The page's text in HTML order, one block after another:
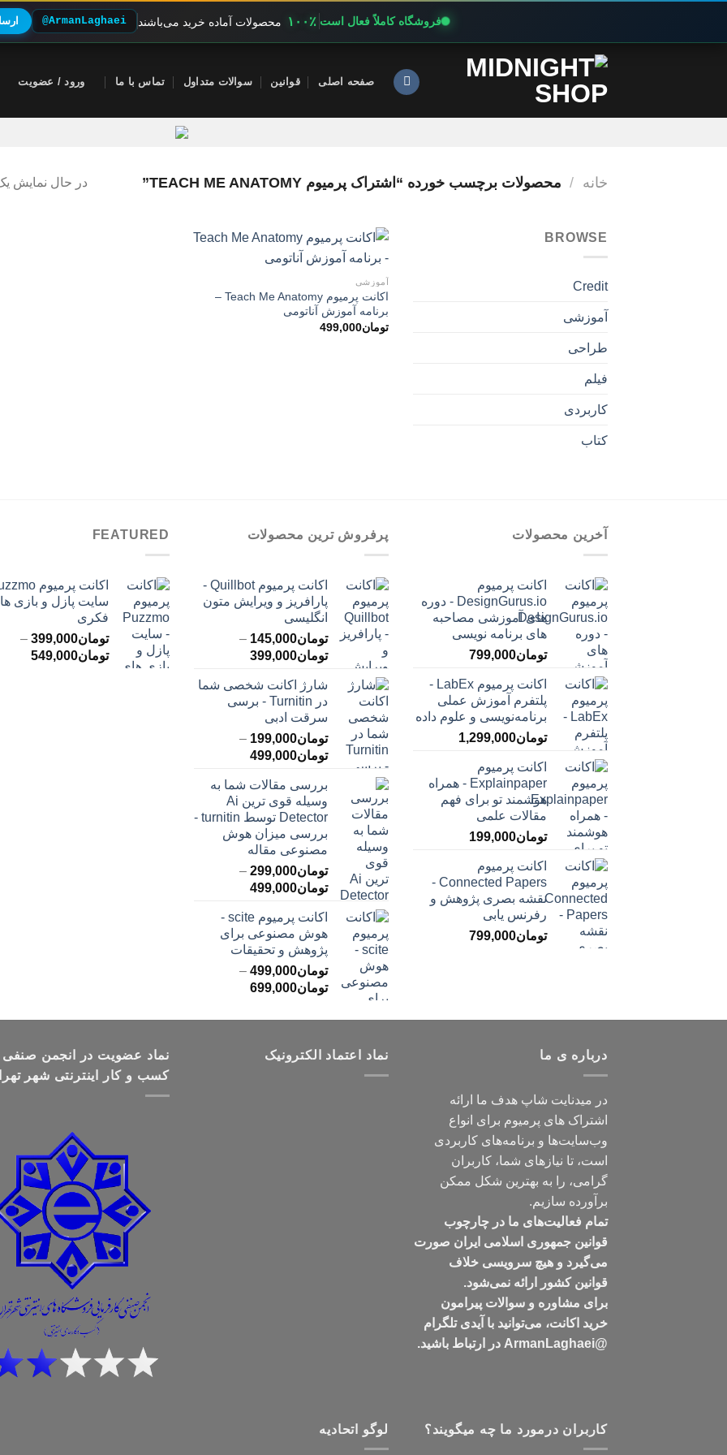
فروشگاه کاملاً فعال است ۱۰۰٪ محصولات آماده خرید می‌باشند @ArmanLaghaei
صفحه اصلی قوانین سوالات متداول تماس با ما ورود / عضویت
خانه / محصولات برچسب خورده “اشتراک پرمیوم TEACH ME ANATOMY” در حال نمایش
BROWSE
Credit
آموزشی
طراحی
فیلم
کاربردی
کتاب
آموزشی
اکانت پرمیوم Teach Me Anatomy –
برنامه آموزش آناتومی
تومان499,000
آخرین محصولات
اکانت پرمیوم
DesignGurus.io - دوره
‌های آموزشی مصاحبه
‌های برنامه نویسی
تومان799,000
اکانت پرمیوم LabEx -
پلتفرم آموزش عملی
برنامه‌نویسی و علوم داده
تومان1,299,000
اکانت پرمیوم
Explainpaper - همراه
هوشمند تو برای فهم
مقالات علمی
تومان199,000
اکانت پرمیوم
Connected Papers -
نقشه بصری پژوهش و
رفرنس یابی
تومان799,000
پرفروش ترین محصولات
اکانت پرمیوم Quillbot -
پارافریز و ویرایش متون
انگلیسی
تومان145,000
–
تومان399,000محدوده
تومان145,000
تا
شارژ اکانت شخصی شما
در Turnitin - برسی
سرقت ادبی
تومان199,000
–
تومان499,000محدوده
تومان199,000
تا
تومان499,000
بررسی مقالات شما به
وسیله قوی ترین Ai
Detector توسط turnitin -
بررسی میزان هوش
مصنوعی مقاله
تومان299,000
–
تومان499,000محدوده
تا
تومان499,000
اکانت پرمیوم scite -
هوش مصنوعی برای
پژوهش و تحقیقات
تومان499,000
–
تومان699,000محدوده
تومان499,000
FEATURED
سایت پازل و بازی
فکری
تومان399,000
–
تومان549,000
درباره ی ما
در میدنایت شاپ هدف ما ارائه
اشتراک های پرمیوم برای انواع
وب‌سایت‌ها و برنامه‌های کاربردی
است، تا نیازهای شما، کاربران
گرامی، را به بهترین شکل ممکن
برآورده سازیم.
تمام فعالیت‌های ما در چارچوب
قوانین جمهوری اسلامی ایران صورت
می‌گیرد و هیچ سرویسی خلاف
قوانین کشور ارائه نمی‌شود.
برای مشاوره و سوالات پیرامون
خرید اکانت، می‌توانید با آیدی تلگرام
@ArmanLaghaei در ارتباط باشید.
نماد اعتماد الکترونیک
نماد عضویت در انجمن صنفی
کسب و کار اینترنتی شهر
کاربران درمورد ما چه میگویند؟ لوگو اتحادیه